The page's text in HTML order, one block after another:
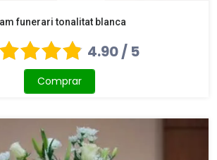
funerari tonalitat blanca
4.90 / 5
Comprar